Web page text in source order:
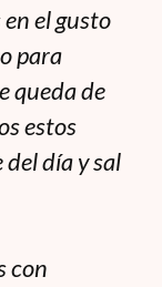
el gusto
para
queda de
estos
del día y sal
con